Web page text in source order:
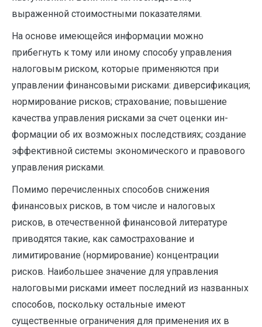
выраженной стоимостными показателями.
На основе имеющейся информации можно
прибегнуть к тому или иному способу управления
налоговым риском, которые применяются при
управлении финансовыми рисками: диверсификация;
нормирование рисков; страхование; повышение
качества управления рисками за счет оценки ин­
формации об их возможных последствиях; создание
эффективной системы экономического и правового
управления рисками.
Помимо перечисленных способов снижения
финансовых рисков, в том числе и налоговых
рисков, в отечественной финансовой литературе
приводятся такие, как са­мострахование и
лимитирование (нормирование) концентрации
рисков. Наибольшее значение для управления
налоговыми риска­ми имеет последний из названных
способов, поскольку остальные имеют
существенные ограничения для применения их в